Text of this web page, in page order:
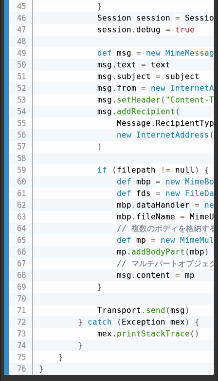
}
            Session session
=
            session
. debug = true
def msg = new
            msg
. text = text
            msg
. subject = subject
            msg
. from = new
            msg
. setHeader ( "Content-
            msg
. addRecipient (
                Message
.
new InternetAddress (
)
if ( filepath != null )
{
def mbp = new
def fds = new
                mbp
. dataHandler =
                mbp
. fileName =
// 複数のボディを格納する
def mp = new
                mp
. addBodyPart (mbp )
// マルチパートオブジェク
                msg
. content = mp
}
            Transport
. send (msg )
}
catch ( Exception mex )
{
            mex
. printStackTrace ( )
}
}
}